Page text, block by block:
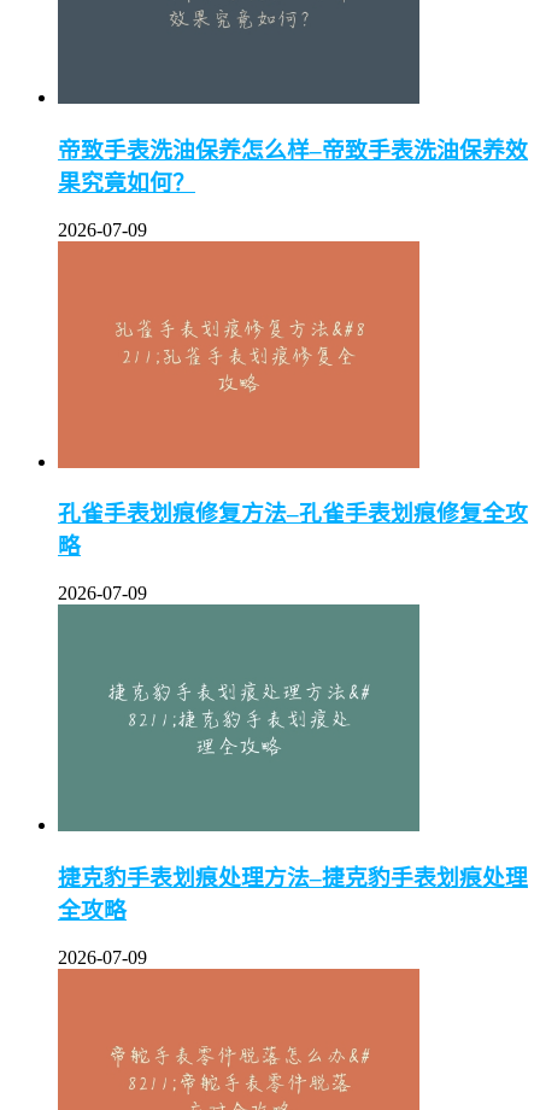
帝致手表洗油保养怎么样–帝致手表洗油保养效
果究竟如何？
2026-07-09
孔雀手表划痕修复方法–孔雀手表划痕修复全攻
略
2026-07-09
捷克豹手表划痕处理方法–捷克豹手表划痕处理
全攻略
2026-07-09